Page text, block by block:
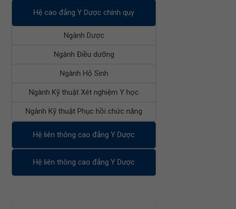
Hệ cao đẳng Y Dược chính quy
Ngành Dược
Ngành Điều dưỡng
Ngành Hộ Sinh
Ngành Kỹ thuật Xét nghiệm Y học
Ngành Kỹ thuật Phục hồi chức năng
Hệ liên thông cao đẳng Y Dược
Hệ liên thông cao đẳng Y Dược